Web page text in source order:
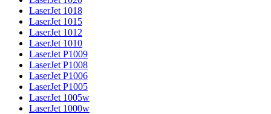
LaserJet 1018
LaserJet 1015
LaserJet 1012
LaserJet 1010
LaserJet P1009
LaserJet P1008
LaserJet P1006
LaserJet P1005
LaserJet 1005w
LaserJet 1000w